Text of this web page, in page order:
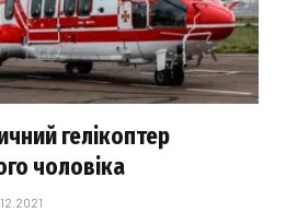
гелікоптер
чоловіка